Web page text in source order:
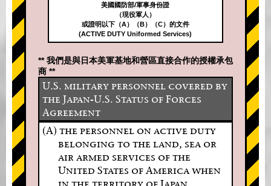
美國國防部/軍事身份證
（現役軍人）
或證明以下（A）（B）（C）的文件
(ACTIVE DUTY Uniformed Services)
** 我們是與日本美軍基地和營區直接合作的授權承包
商 **
U.S. military personnel covered by
the Japan-U.S. Status of Forces
Agreement
(A) the personnel on active duty
belonging to the land, sea or
air armed services of the
United States of America when
in the territory of Japan.